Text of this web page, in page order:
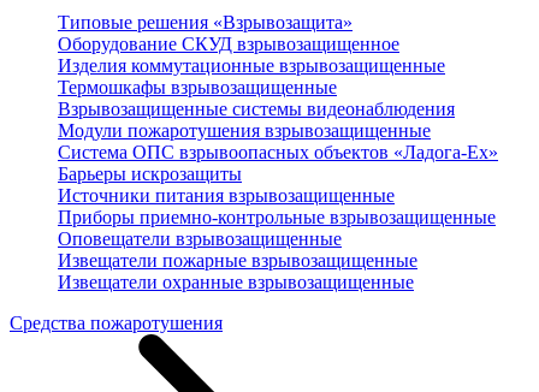
Типовые решения «Взрывозащита»
Оборудование СКУД взрывозащищенное
Изделия коммутационные взрывозащищенные
Термошкафы взрывозащищенные
Взрывозащищенные системы видеонаблюдения
Модули пожаротушения взрывозащищенные
Система ОПС взрывоопасных объектов «Ладога-Ex»
Барьеры искрозащиты
Источники питания взрывозащищенные
Приборы приемно-контрольные взрывозащищенные
Оповещатели взрывозащищенные
Извещатели пожарные взрывозащищенные
Извещатели охранные взрывозащищенные
Средства пожаротушения